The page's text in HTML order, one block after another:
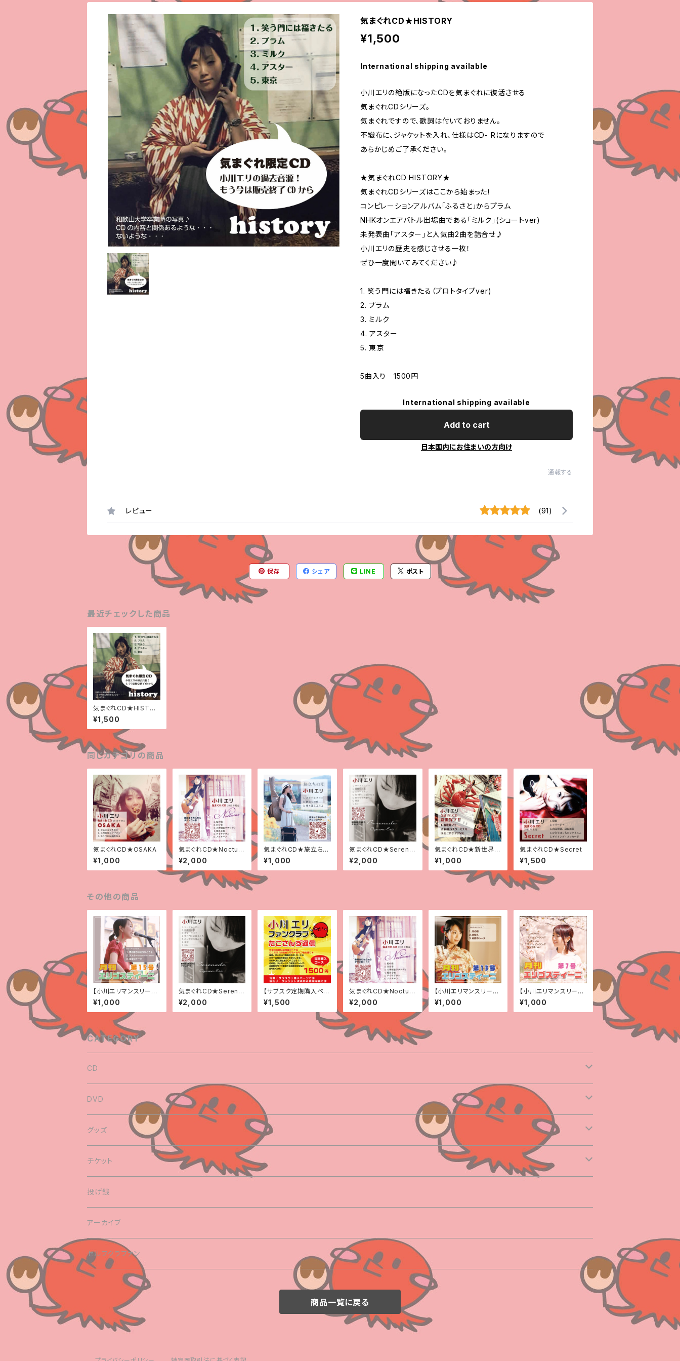
気まぐれCD★HISTORY
¥1,500
International shipping available
小川エリの絶版になったCDを気まぐれに復活させる
気まぐれCDシリーズ。
気まぐれですので、歌詞は付いておりません。
不織布に、ジャケットを入れ、仕様はCD- Rになりますので
あらかじめご了承ください。
★気まぐれCD HISTORY★
気まぐれCDシリーズはここから始まった！
コンピレーションアルバム「ふるさと」からプラム
NHKオンエアバトル出場曲である「ミルク」(ショートver)
未発表曲「アスター」と人気曲2曲を詰合せ♪
小川エリの歴史を感じさせる一枚！
ぜひ一度聞いてみてください♪
1. 笑う門には福きたる（プロトタイプver)
2. プラム
3. ミルク
4. アスター
5. 東京
5曲入り 1500円
International shipping available
Add to cart
日本国内にお住まいの方向け
通報する
レビュー (91)
保存 シェア LINE ポスト
最近チェックした商品
気まぐれCD★HISTOR
Y
¥1,500
同じカテゴリの商品
気まぐれCD★OSAKA
¥1,000
気まぐれCD★Nocturn
e
¥2,000
気まぐれCD★旅立ちの
唄
¥1,000
気まぐれCD★Serena
de
¥2,000
気まぐれCD★新世界ブ
ギ
¥1,000
気まぐれCD★Secret
¥1,500
その他の商品
【小川エリマンスリーC
D】月間エリゴスティー
ニ第15号
¥1,000
気まぐれCD★Serena
de
¥2,000
【サブスク定期購入ペー
ジ/送料無料】<定期便>
小川エリファンクラブ
〜たこさんず通信〜
¥1,500
気まぐれCD★Nocturn
e
¥2,000
【小川エリマンスリーC
D】 「月刊 エリゴスティ
ーニ 第13号 」
¥1,000
【小川エリマンスリーC
D】 「月刊 エリゴスティ
ーニ 第7号 」
¥1,000
CATEGORY
CD
気まぐれCDシリーズ
名盤
正規版CD
デジタルコンテンツ
コンピレーションアルバム
ライブCD
月刊エリゴスティーニ
DVD
正規版DVD
ライブDVDシリーズ
グッズ
タコフェス関連
缶バッチ
ストラップ
タオル
バッグ
チケット
東京
名古屋
大阪
投げ銭
アーカイブ
セルフクラファン
商品一覧に戻る